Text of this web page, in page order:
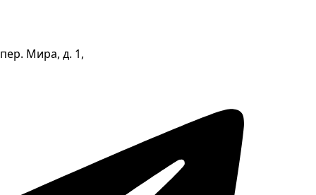
пер. Мира, д. 1,